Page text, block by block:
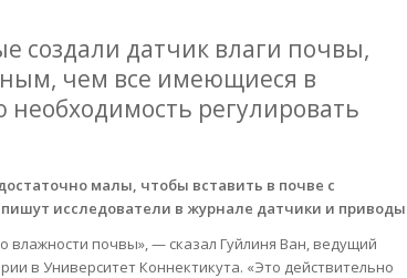
создали датчик влаги почвы,
чем все имеющиеся в
регулировать
малы, чтобы вставить в почве с
исследователи в журнале датчики и
влажности почвы», — сказал Гуйлиня Ван, ведущий
в Университет Коннектикута. «Это действительно